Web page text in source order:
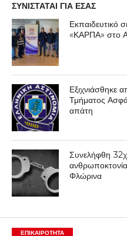
ΣΥΝΙΣΤΑΤΑΙ ΓΙΑ ΕΣΑΣ
Εκπαιδευτικό
«ΚΑΡΠΑ» στο
Εξιχνιάσθηκε
Τμήματος
απάτη
Συνελήφθη
Φλώρινα
ΕΠΙΚΑΙΡΟΤΗΤΑ